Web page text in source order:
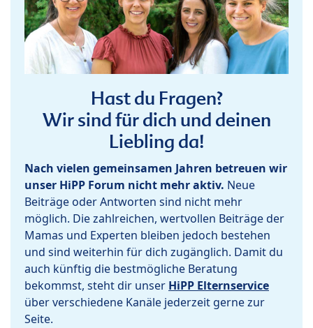
Hast du Fragen?
Wir sind für dich und deinen
Liebling da!
Nach vielen gemeinsamen Jahren betreuen wir
unser HiPP Forum nicht mehr aktiv. Neue
Beiträge oder Antworten sind nicht mehr
möglich. Die zahlreichen, wertvollen Beiträge der
Mamas und Experten bleiben jedoch bestehen
und sind weiterhin für dich zugänglich. Damit du
auch künftig die bestmögliche Beratung
bekommst, steht dir unser HiPP Elternservice
über verschiedene Kanäle jederzeit gerne zur
Seite.